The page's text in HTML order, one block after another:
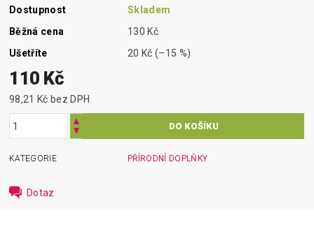
Dostupnost
Skladem
Běžná cena
130 Kč
Ušetříte
20 Kč(–15 %)
110 Kč
98,21 Kč bez DPH
KATEGORIE PŘÍRODNÍ DOPLŇKY
Dotaz